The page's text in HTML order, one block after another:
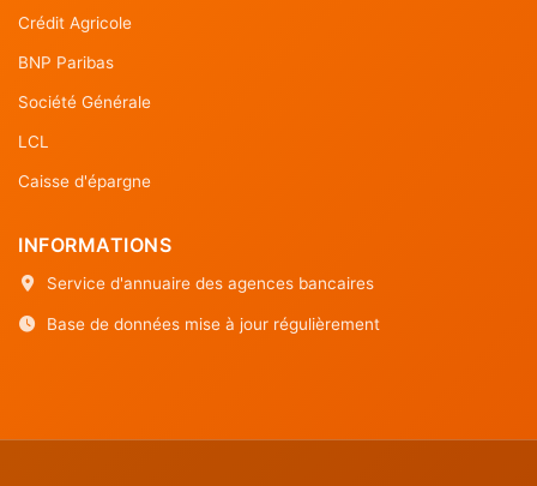
Crédit Agricole
BNP Paribas
Société Générale
LCL
Caisse d'épargne
INFORMATIONS
Service d'annuaire des agences bancaires
Base de données mise à jour régulièrement